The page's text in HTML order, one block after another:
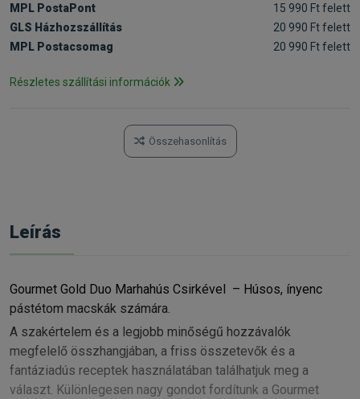
MPL PostaPont
15 990 Ft felett
GLS Házhozszállítás
20 990 Ft felett
MPL Postacsomag
20 990 Ft felett
Részletes szállítási információk
Összehasonlítás
Leírás
Gourmet Gold Duo Marhahús Csirkével – Húsos, ínyenc
pástétom macskák számára.
A szakértelem és a legjobb minőségű hozzávalók
megfelelő összhangjában, a friss összetevők és a
fantáziadús receptek használatában találhatjuk meg a
választ. Különlegesen nagy gondot fordítunk a Gourmet